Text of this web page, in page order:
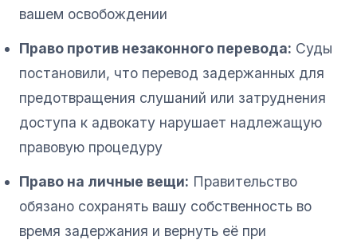
вашем освобождении
Право против незаконного перевода: Суды
постановили, что перевод задержанных для
предотвращения слушаний или затруднения
доступа к адвокату нарушает надлежащую
правовую процедуру
Право на личные вещи: Правительство
обязано сохранять вашу собственность во
время задержания и вернуть её при